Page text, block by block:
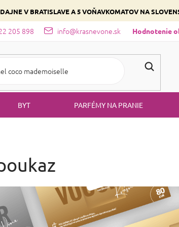
V BRATISLAVE A 5 VOŇAVKOMATOV NA
205 898 info@krasnevone.sk Hodnotenie
parfémov a druhy vôní Vyberte si podľa
BYT PARFÉMY NA PRANIE